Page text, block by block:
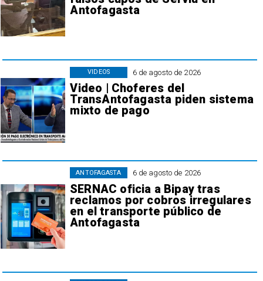
Antofagasta
6 de agosto de 2026
Video | Choferes del
TransAntofagasta piden sistema
mixto de pago
VIDEOS
6 de agosto de 2026
SERNAC oficia a Bipay tras
reclamos por cobros irregulares
en el transporte público de
Antofagasta
ANTOFAGASTA